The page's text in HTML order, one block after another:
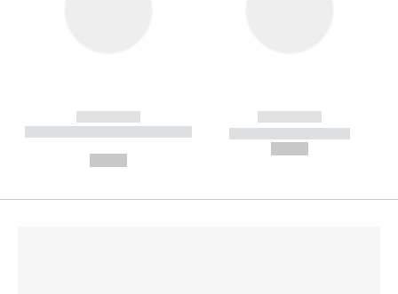
------------
----------- ----------- --------
------------
----------- -----------